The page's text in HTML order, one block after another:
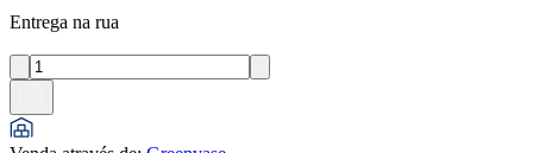
Entrega na rua